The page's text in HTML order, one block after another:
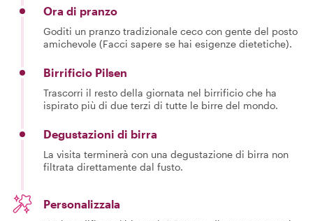
Ora di pranzo
Goditi un pranzo tradizionale ceco con gente del posto
amichevole (Facci sapere se hai esigenze dietetiche).
Birrificio Pilsen
Trascorri il resto della giornata nel birrificio che ha
ispirato più di due terzi di tutte le birre del mondo.
Degustazioni di birra
La visita terminerà con una degustazione di birra non
filtrata direttamente dal fusto.
Personalizzala